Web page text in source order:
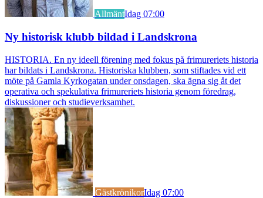
AllmäntIdag 07:00
Ny historisk klubb bildad i Landskrona
HISTORIA. En ny ideell förening med fokus på frimureriets historia
har bildats i Landskrona. Historiska klubben, som stiftades vid ett
möte på Gamla Kyrkogatan under onsdagen, ska ägna sig åt det
operativa och spekulativa frimureriets historia genom föredrag,
diskussioner och studieverksamhet.
GästkrönikorIdag 07:00